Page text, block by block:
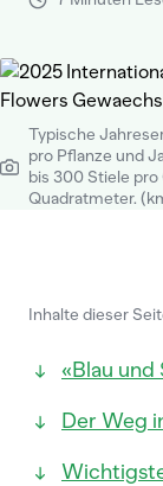
Typische
pro Pflanze und
bis 300 Stiele
Quadratmeter.
Inhalte dieser
«Blau
Der Weg